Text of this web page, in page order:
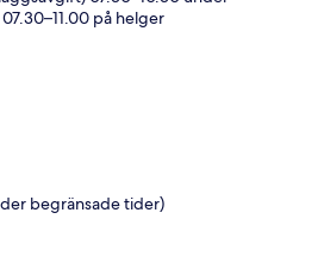
på helger
begränsade tider)